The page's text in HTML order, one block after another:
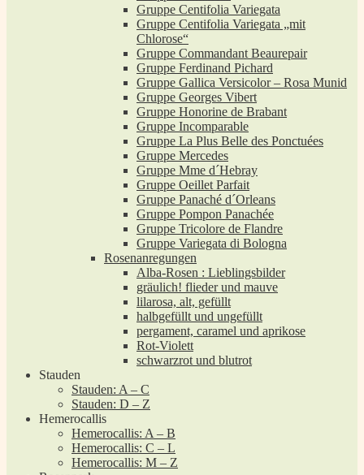
Gruppe Centifolia Variegata
Gruppe Centifolia Variegata „mit
Chlorose“
Gruppe Commandant Beaurepair
Gruppe Ferdinand Pichard
Gruppe Gallica Versicolor – Rosa Munid
Gruppe Georges Vibert
Gruppe Honorine de Brabant
Gruppe Incomparable
Gruppe La Plus Belle des Ponctuées
Gruppe Mercedes
Gruppe Mme d´Hebray
Gruppe Oeillet Parfait
Gruppe Panaché d´Orleans
Gruppe Pompon Panachée
Gruppe Tricolore de Flandre
Gruppe Variegata di Bologna
Rosenanregungen
Alba-Rosen : Lieblingsbilder
gräulich! flieder und mauve
lilarosa, alt, gefüllt
halbgefüllt und ungefüllt
pergament, caramel und aprikose
Rot-Violett
schwarzrot und blutrot
Stauden
Stauden: A – C
Stauden: D – Z
Hemerocallis
Hemerocallis: A – B
Hemerocallis: C – L
Hemerocallis: M – Z